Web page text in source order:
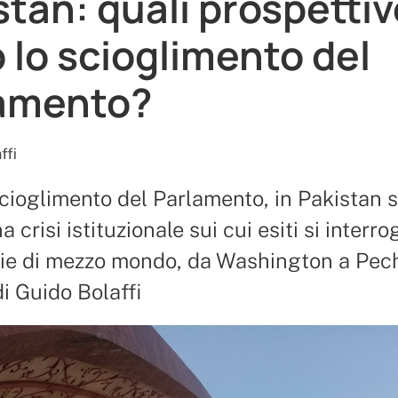
lo scioglimento del
del Parlamento, in Pakistan
crisi istituzionale sui cui esiti si
di mezzo mondo, da Washington a
Guido Bolaffi